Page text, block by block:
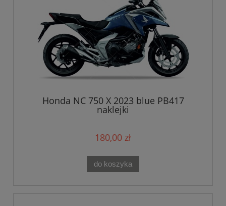
Honda NC 750 X 2023 blue PB417
naklejki
180,00 zł
do koszyka